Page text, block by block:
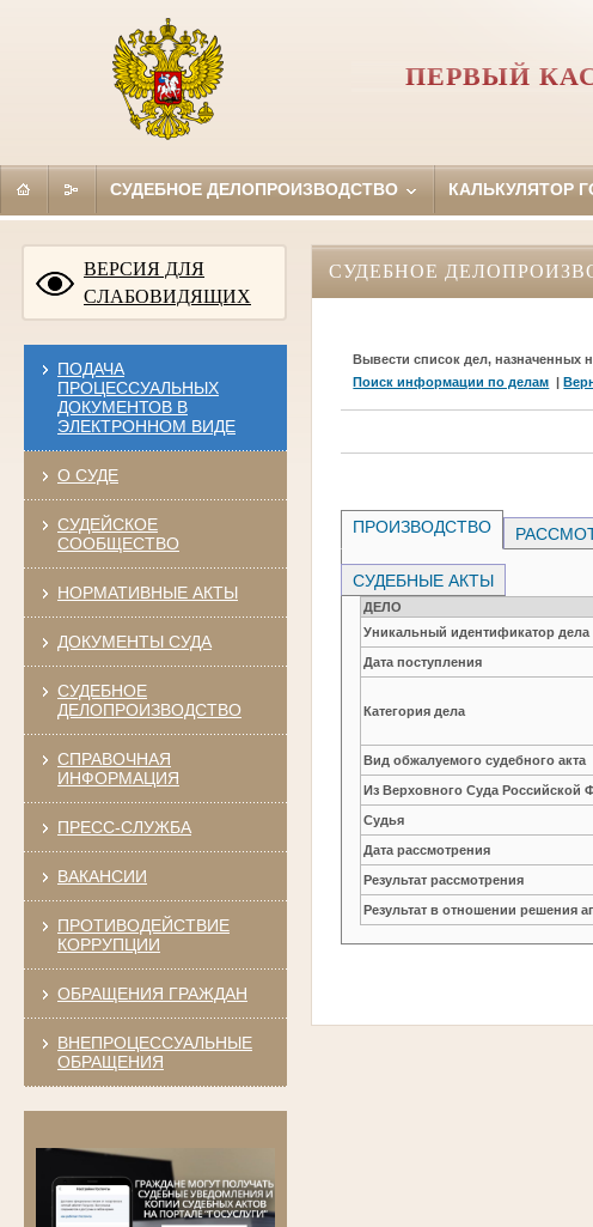
ПЕРВЫЙ
СУДЕБНОЕ ДЕЛОПРОИЗВОДСТВО КАЛЬКУЛЯТОР
ВЕРСИЯ ДЛЯ
СЛАБОВИДЯЩИХ
ПОДАЧА
ПРОЦЕССУАЛЬНЫХ
ДОКУМЕНТОВ В
ЭЛЕКТРОННОМ ВИДЕ
О СУДЕ
СУДЕЙСКОЕ
СООБЩЕСТВО
НОРМАТИВНЫЕ АКТЫ
ДОКУМЕНТЫ СУДА
СУДЕБНОЕ
ДЕЛОПРОИЗВОДСТВО
СПРАВОЧНАЯ
ИНФОРМАЦИЯ
ПРЕСС-СЛУЖБА
ВАКАНСИИ
ПРОТИВОДЕЙСТВИЕ
КОРРУПЦИИ
ОБРАЩЕНИЯ ГРАЖДАН
ВНЕПРОЦЕССУАЛЬНЫЕ
ОБРАЩЕНИЯ
СУДЕБНОЕ
Вывести список дел, назначенных
Поиск информации по делам |
ПРОИЗВОДСТВО
СУДЕБНЫЕ АКТЫ
ДЕЛО
Уникальный идентификатор дела
Дата поступления
Категория дела
Вид обжалуемого судебного акта
Из Верховного Суда Российской
Судья
Дата рассмотрения
Результат рассмотрения
Результат в отношении решения